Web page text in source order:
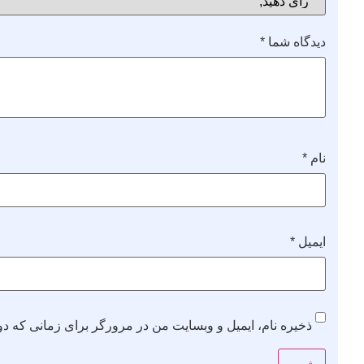
دیدگاه شما *
نام *
ایمیل *
ذخیره نام، ایمیل و وبسایت من در مرورگر برای زمانی که